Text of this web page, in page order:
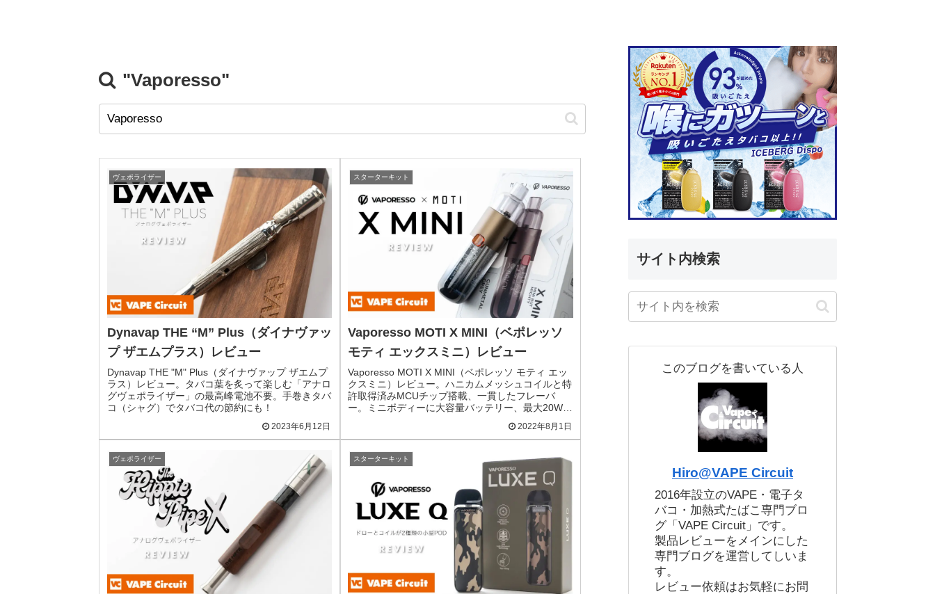
"Vaporesso"
ヴェポライザー
Dynavap THE “M” Plus（ダイナヴァッ
プ ザエムプラス）レビュー
Dynavap THE "M" Plus（ダイナヴァップ ザエムプ
ラス）レビュー。タバコ葉を炙って楽しむ「アナロ
グヴェポライザー」の最高峰電池不要。手巻きタバ
コ（シャグ）でタバコ代の節約にも！
2023年6月12日
スターターキット
Vaporesso MOTI X MINI（ベポレッソ
モティ エックスミニ）レビュー
Vaporesso MOTI X MINI（ベポレッソ モティ エッ
クスミニ）レビュー。ハニカムメッシュコイルと特
許取得済みMCUチップ搭載、一貫したフレーバ
ー。ミニボディーに大容量バッテリー、最大20W出
2022年8月1日
ヴェポライザー スターターキット
サイト内検索
このブログを書いている人
Hiro@VAPE Circuit
2016年設立のVAPE・電子タ
バコ・加熱式たばこ専門ブロ
グ「VAPE Circuit」です。
製品レビューをメインにした
専門ブログを運営してしいま
す。
レビュー依頼はお気軽にお問